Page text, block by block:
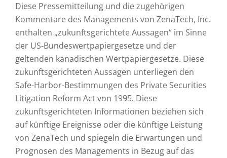
Diese Pressemitteilung und die zugehörigen
Kommentare des Managements von ZenaTech, Inc.
enthalten „zukunftsgerichtete Aussagen“ im Sinne
der US-Bundeswertpapiergesetze und der
geltenden kanadischen Wertpapiergesetze. Diese
zukunftsgerichteten Aussagen unterliegen den
Safe-Harbor-Bestimmungen des Private Securities
Litigation Reform Act von 1995. Diese
zukunftsgerichteten Informationen beziehen sich
auf künftige Ereignisse oder die künftige Leistung
von ZenaTech und spiegeln die Erwartungen und
Prognosen des Managements in Bezug auf das